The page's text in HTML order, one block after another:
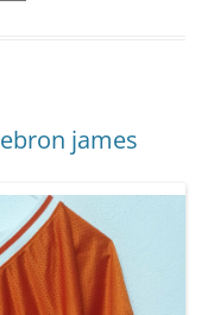
james